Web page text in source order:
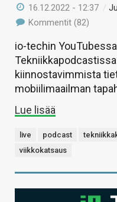
16.12.2022 - 12:37 /
Kommentit (82)
io-techin
kiinnostavimmista
mobiilimaailman
Lue lisää
live podcast
viikkokatsaus